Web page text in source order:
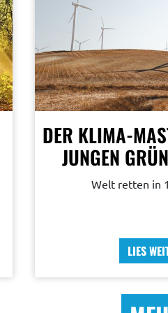
DER KLIMA-
JUNGEN
Welt retten in
LIES